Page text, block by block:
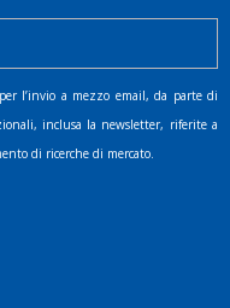
l’invio a mezzo email, da parte di
inclusa la newsletter, riferite a
di ricerche di mercato.